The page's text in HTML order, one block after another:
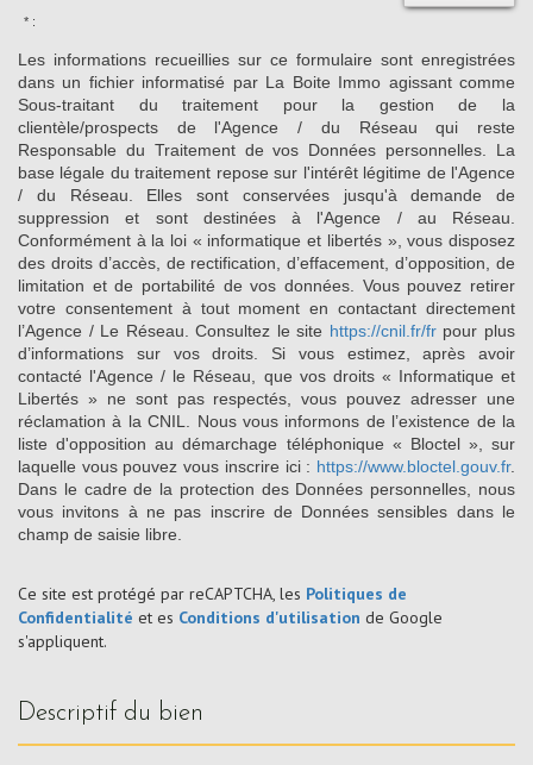
* :
Les informations recueillies sur ce formulaire sont enregistrées
dans un fichier informatisé par La Boite Immo agissant comme
Sous-traitant du traitement pour la gestion de la
clientèle/prospects de l'Agence / du Réseau qui reste
Responsable du Traitement de vos Données personnelles. La
base légale du traitement repose sur l'intérêt légitime de l'Agence
/ du Réseau. Elles sont conservées jusqu'à demande de
suppression et sont destinées à l'Agence / au Réseau.
Conformément à la loi « informatique et libertés », vous disposez
des droits d’accès, de rectification, d’effacement, d’opposition, de
limitation et de portabilité de vos données. Vous pouvez retirer
votre consentement à tout moment en contactant directement
l’Agence / Le Réseau. Consultez le site https://cnil.fr/frpour plus
d’informations sur vos droits. Si vous estimez, après avoir
contacté l'Agence / le Réseau, que vos droits « Informatique et
Libertés » ne sont pas respectés, vous pouvez adresser une
réclamation à la CNIL. Nous vous informons de l’existence de la
liste d'opposition au démarchage téléphonique « Bloctel », sur
laquelle vous pouvez vous inscrire ici : https://www.bloctel.gouv.fr.
Dans le cadre de la protection des Données personnelles, nous
vous invitons à ne pas inscrire de Données sensibles dans le
champ de saisie libre.
Ce site est protégé par reCAPTCHA, les Politiques de
Confidentialité et es Conditions d'utilisation de Google
s'appliquent.
descriptif du bien